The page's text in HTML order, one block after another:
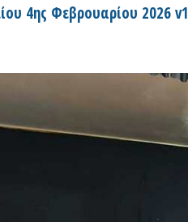
4ης Φεβρουαρίου 2026 v1